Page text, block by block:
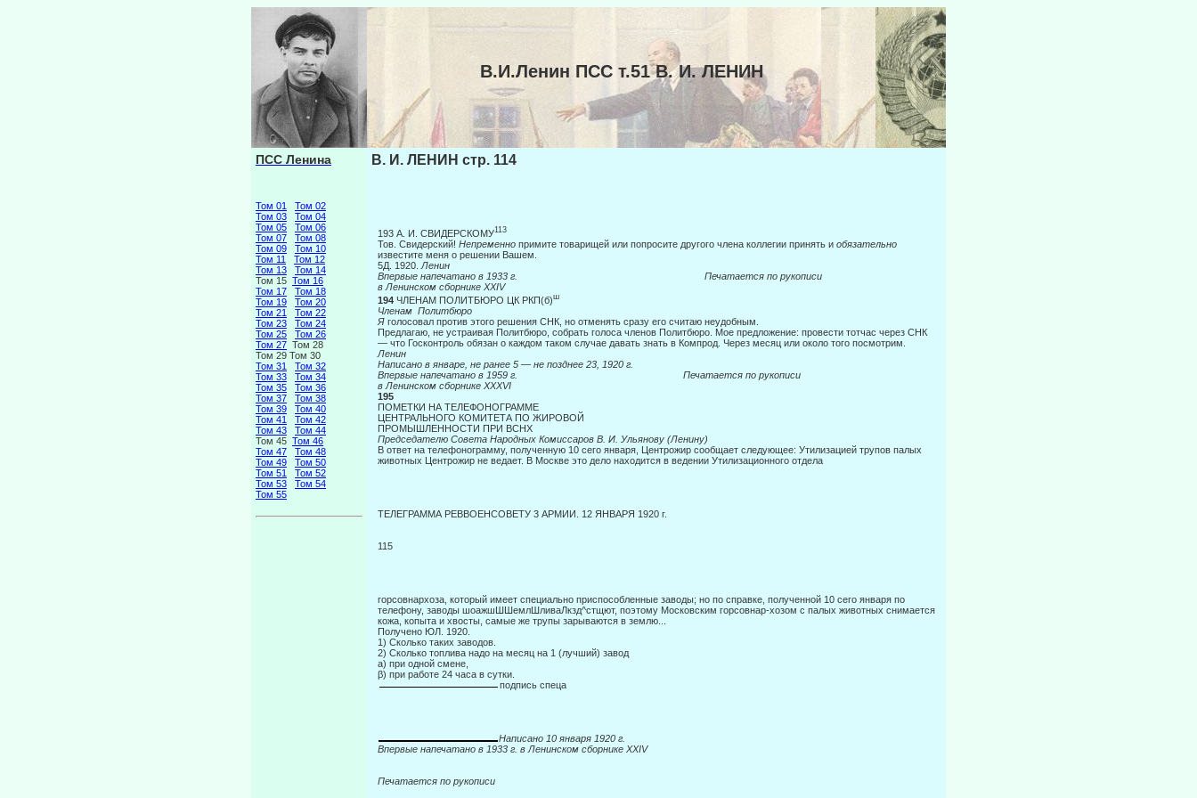
В.И.Ленин ПСС т.51 В. И. ЛЕНИН
ПСС Ленина
Том 01
Том 02
Том 03
Том 04
Том 05
Том 06
Том 07
Том 08
Том 09
Том 10
Том 11
Том 12
Том 13
Том 14
Том 15 Том 16
Том 17
Том 18
Том 19
Том 20
Том 21
Том 22
Том 23
Том 24
Том 25
Том 26
Том 27 Том 28
Том 29 Том 30
Том 31
Том 32
Том 33
Том 34
Том 35
Том 36
Том 37
Том 38
Том 39
Том 40
Том 41
Том 42
Том 43
Том 44
Том 45 Том 46
Том 47
Том 48
Том 49
Том 50
Том 51
Том 52
Том 53
Том 54
Том 55
В. И. ЛЕНИН стр. 114
193 А. И. СВИДЕРСКОМУ113
Тов. Свидерский! Непременно примите товарищей или попросите другого члена коллегии принять и обязательно
известите меня о решении Вашем.
5Д. 1920. Ленин
Впервые напечатано в 1933 г. Печатается по рукописи
в Ленинском сборнике XXIV
194 ЧЛЕНАМ ПОЛИТБЮРО ЦК РКП(б)ш
Членам Политбюро
Я голосовал против этого решения СНК, но отменять сразу его считаю неудобным.
Предлагаю, не устраивая Политбюро, собрать голоса членов Политбюро. Мое пред­ложение: провести тотчас через СНК
— что Госконтроль обязан о каждом таком случае давать знать в Компрод. Через месяц или около того посмотрим.
Ленин
Написано в январе, не ранее 5 — не позднее 23, 1920 г.
Впервые напечатано в 1959 г. Печатается по рукописи
в Ленинском сборнике XXXVI
195
ПОМЕТКИ НА ТЕЛЕФОНОГРАММЕ
ЦЕНТРАЛЬНОГО КОМИТЕТА ПО ЖИРОВОЙ
ПРОМЫШЛЕННОСТИ ПРИ ВСНХ
Председателю Совета Народных Комиссаров В. И. Ульянову (Ленину)
В ответ на телефонограмму, полученную 10 сего января, Центрожир сообщает следующее: Утилизацией трупов палых
животных Центрожир не ведает. В Москве это дело находится в ведении Утилизационного отдела
ТЕЛЕГРАММА РЕВВОЕНСОВЕТУ 3 АРМИИ. 12 ЯНВАРЯ 1920 г.
115
горсовнархоза, который имеет специально приспособленные заводы; но по справке, полученной 10 сего января по
телефону, заводы шоажшШШемлШливаЛкзд^стщют, поэтому Московским горсовнар-хозом с палых животных снимается
кожа, копыта и хвосты, самые же трупы зарываются в землю...
Получено ЮЛ. 1920.
1) Сколько таких заводов.
2) Сколько топлива надо на месяц на 1 (лучший) завод
а) при одной смене,
β) при работе 24 часа в сутки.
подпись спеца
Написано 10 января 1920 г.
Впервые напечатано в 1933 г. в Ленинском сборнике XXIV
Печатается по рукописи